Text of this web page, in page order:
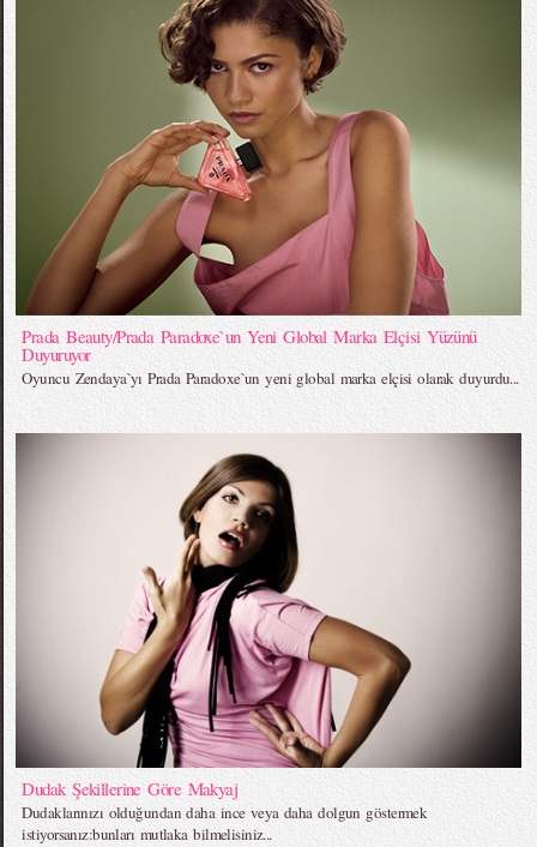
Prada Beauty/Prada Paradoxe`un Yeni Global Marka Elçisi Yüzünü
Duyuruyor
Oyuncu Zendaya`yı Prada Paradoxe`un yeni global marka elçisi olarak duyurdu...
Dudak Şekillerine Göre Makyaj
Dudaklarınızı olduğundan daha ince veya daha dolgun göstermek
istiyorsanız:bunları mutlaka bilmelisiniz...